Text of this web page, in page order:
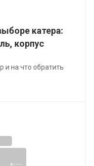
катера:
корпус
и на что обратить